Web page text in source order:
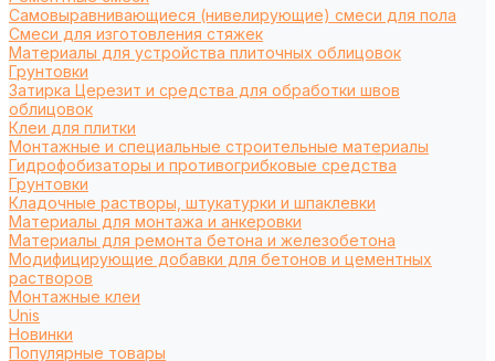
Самовыравнивающиеся (нивелирующие) смеси для пола
Смеси для изготовления стяжек
Материалы для устройства плиточных облицовок
Грунтовки
Затирка Церезит и средства для обработки швов
облицовок
Клеи для плитки
Монтажные и специальные строительные материалы
Гидрофобизаторы и противогрибковые средства
Грунтовки
Кладочные растворы, штукатурки и шпаклевки
Материалы для монтажа и анкеровки
Материалы для ремонта бетона и железобетона
Модифицирующие добавки для бетонов и цементных
растворов
Монтажные клеи
Unis
Новинки
Популярные товары